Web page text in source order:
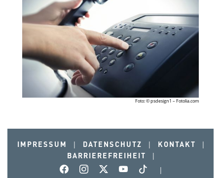
Foto: © psdesign1 – Fotolia.com
IMPRESSUM | DATENSCHUTZ | KONTAKT |
BARRIEREFREIHEIT
|
|